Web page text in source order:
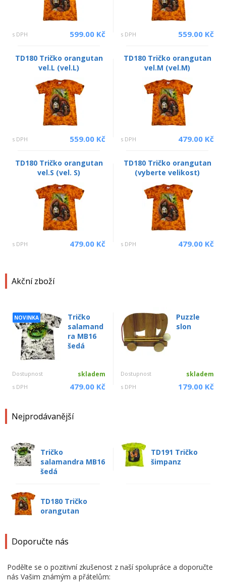
Akční zboží
NOVINKA
Tričko
salamand
ra MB16
šedá
Dostupnost skladem
s DPH 479.00 Kč
Puzzle
slon
Dostupnost skladem
s DPH 179.00 Kč
Nejprodávanější
Tričko
salamandra MB16
šedá
TD191 Tričko
šimpanz
TD180 Tričko
orangutan
Doporučte nás
Podělte se o pozitivní zkušenost z naší spolupráce a doporučte
nás Vašim známým a přátelům:
s DPH 599.00 Kč s DPH 559.00 Kč
TD180 Tričko orangutan
vel.L (vel.L)
s DPH 559.00 Kč
TD180 Tričko orangutan
vel.M (vel.M)
s DPH 479.00 Kč
TD180 Tričko orangutan
vel.S (vel. S)
s DPH 479.00 Kč
TD180 Tričko orangutan
(vyberte velikost)
s DPH 479.00 Kč